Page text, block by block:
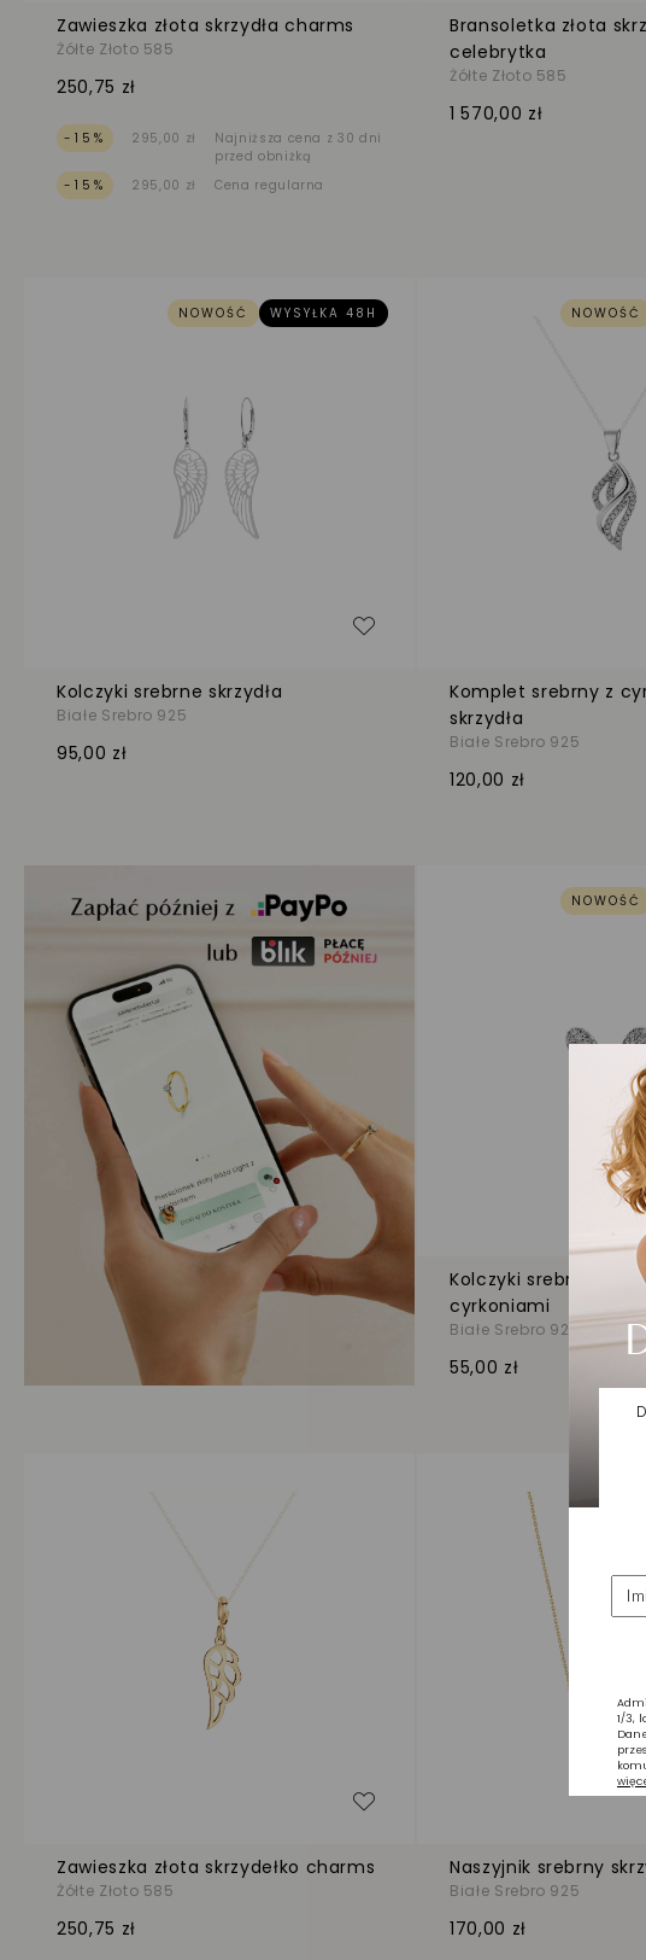
Zawieszka złota skrzydła charms
Żółte Złoto 585
250,75 zł
-15% 295,00 zł
Najniższa cena z 30 dni
przed obniżką
-15%
295,00 zł Cena regularna
Bransoletka złota
celebrytka
Żółte Złoto 585
1 570,00 zł
NOWOŚĆ WYSYŁKA 48H
Kolczyki srebrne skrzydła
Białe Srebro 925
95,00 zł
Dodaj do listy życzeń
NOWOŚĆ
Komplet srebrny z
skrzydła
Białe Srebro 925
120,00 zł
NOWOŚĆ
Kolczyki srebrne
cyrkoniami
Białe Srebro 925
55,00 zł
Zawieszka złota skrzydełko charms
Żółte Złoto 585
250,75 zł
Dodaj do listy życzeń
Naszyjnik srebrny
Białe Srebro 925
170,00 zł